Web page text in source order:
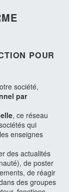
POUR
société,
par
, ce réseau
qui
enseignes
des actualités
de poster
de réagir
des groupes